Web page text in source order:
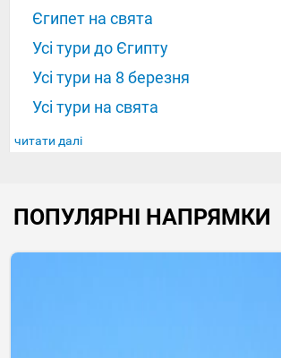
Єгипет на свята
Усі тури до Єгипту
Усі тури на 8 березня
Усі тури на свята
читати далі
ПОПУЛЯРНІ НАПРЯМКИ